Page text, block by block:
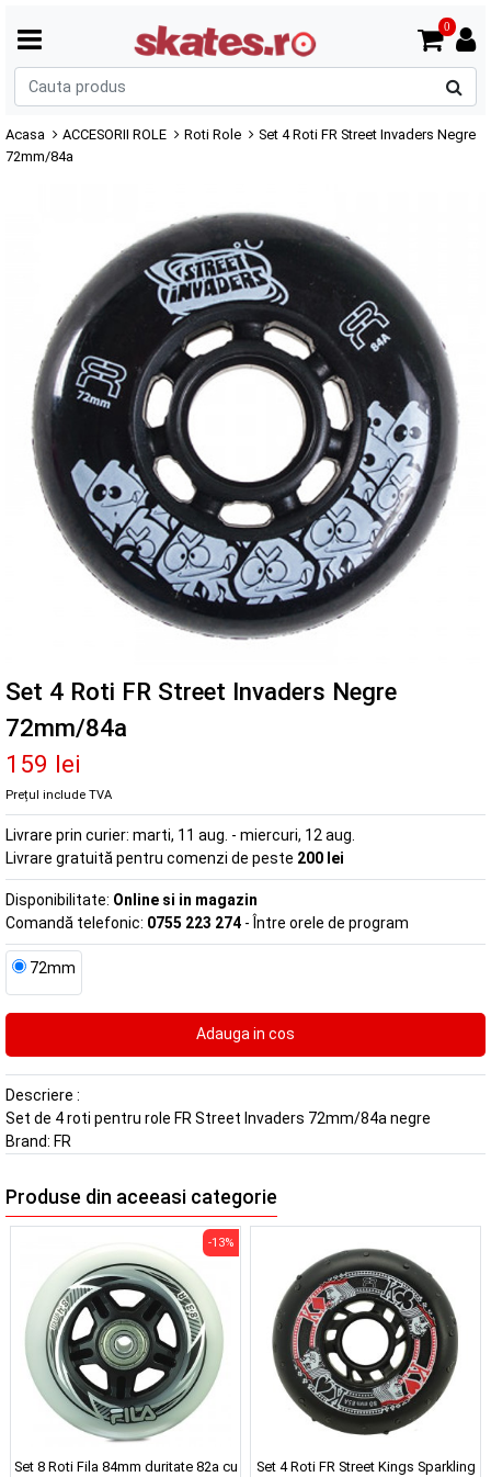
0
Acasa ACCESORII ROLE Roti Role
Set 4 Roti FR Street Invaders Negre
72mm/84a
Set 4 Roti FR Street Invaders Negre
72mm/84a
159 lei
Prețul include TVA
Livrare prin curier: marti, 11 aug. - miercuri, 12 aug.
Livrare gratuită pentru comenzi de peste 200 lei
Disponibilitate: Online si in magazin
Comandă telefonic: 0755 223 274 - Între orele de program
72mm
Descriere :
Set de 4 roti pentru role FR Street Invaders 72mm/84a negre
Brand: FR
Produse din aceeasi categorie
Set 8 Roti Fila 84mm duritate 82a cu
-13%
Set 4 Roti FR Street Kings Sparkling